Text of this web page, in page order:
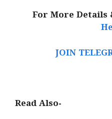
For More Details
JOIN
Read Also-